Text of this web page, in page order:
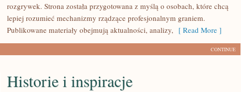
SPORCIE
rozgrywek. Strona została przygotowana z myślą o osobach, które chcą
lepiej rozumieć mechanizmy rządzące profesjonalnym graniem.
Publikowane materiały obejmują aktualności, analizy, [ Read More ]
CONTINUE
Historie i inspiracje